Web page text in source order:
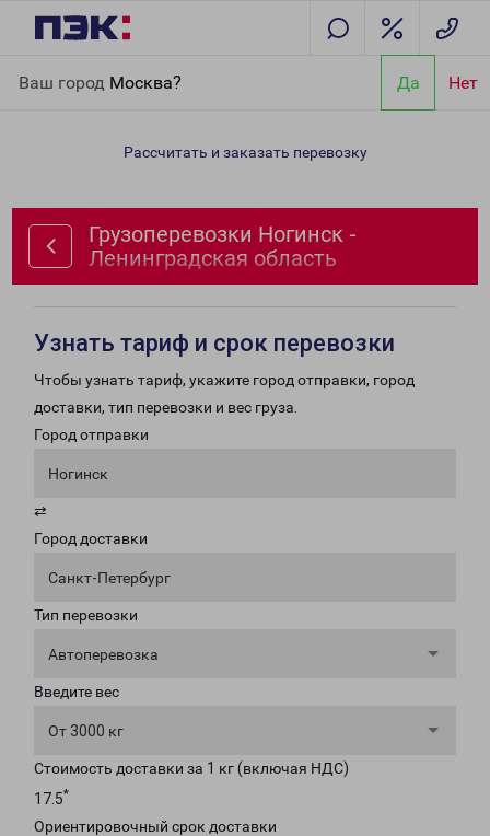
Ваш город Москва? Да Нет
Ленинградская область
Рассчитать и заказать перевозку
Грузоперевозки Ногинск -
Ленинградская область
Узнать тариф и срок перевозки
Чтобы узнать тариф, укажите город отправки, город
доставки, тип перевозки и вес груза.
Город отправки
Ногинск
⇄
Город доставки
Санкт-Петербург
Тип перевозки
Автоперевозка
Введите вес
От 3000 кг
Стоимость доставки за 1 кг (включая НДС)
17.5*
Ориентировочный срок доставки